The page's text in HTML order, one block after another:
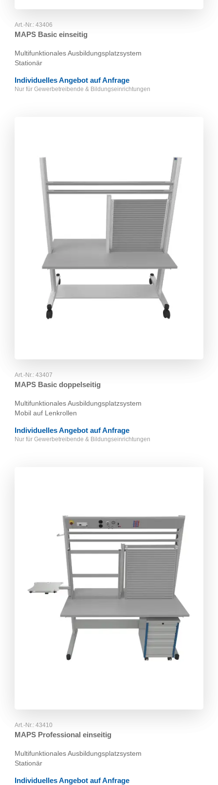
Art.-Nr.: 43406
MAPS Basic einseitig
Multifunktionales Ausbildungsplatzsystem
Stationär
Individuelles Angebot auf Anfrage
Nur für Gewerbetreibende & Bildungseinrichtungen
Art.-Nr.: 43407
MAPS Basic doppelseitig
Multifunktionales Ausbildungsplatzsystem
Mobil auf Lenkrollen
Individuelles Angebot auf Anfrage
Nur für Gewerbetreibende & Bildungseinrichtungen
Art.-Nr.: 43410
MAPS Professional einseitig
Multifunktionales Ausbildungsplatzsystem
Stationär
Individuelles Angebot auf Anfrage